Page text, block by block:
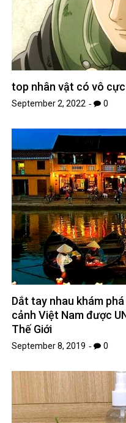
top nhân vật có vô cực
September 2, 2022 0
Dắt tay nhau khám
cảnh Việt Nam được
Thế Giới
September 8, 2019 0